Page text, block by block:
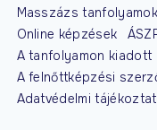
Masszázs tanfolyamok
Online képzések
A tanfolyamon
A felnőttképzési
Adatvédelmi